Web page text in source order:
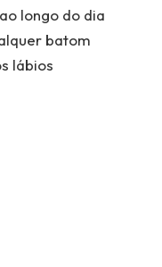
longo do dia
batom
lábios